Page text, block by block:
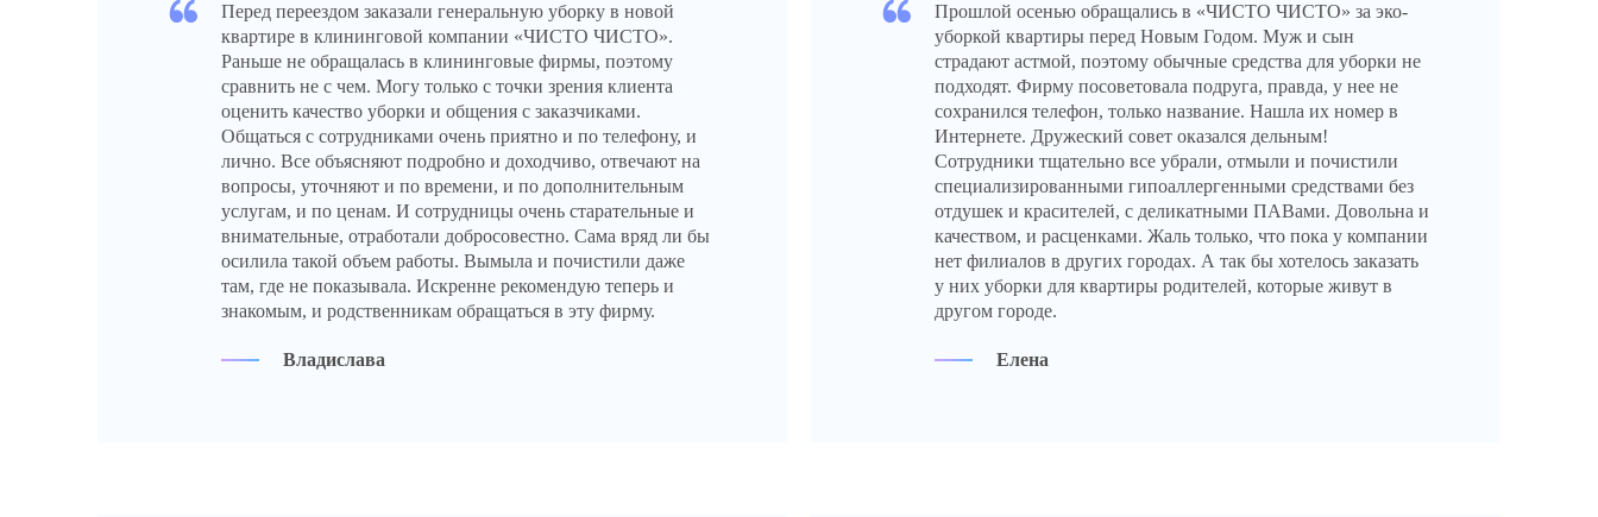
Перед переездом заказали генеральную уборку в новой
квартире в клининговой компании «ЧИСТО ЧИСТО».
Раньше не обращалась в клининговые фирмы, поэтому
сравнить не с чем. Могу только с точки зрения клиента
оценить качество уборки и общения с заказчиками.
Общаться с сотрудниками очень приятно и по телефону, и
лично. Все объясняют подробно и доходчиво, отвечают на
вопросы, уточняют и по времени, и по дополнительным
услугам, и по ценам. И сотрудницы очень старательные и
внимательные, отработали добросовестно. Сама вряд ли бы
осилила такой объем работы. Вымыла и почистили даже
там, где не показывала. Искренне рекомендую теперь и
знакомым, и родственникам обращаться в эту фирму.
Владислава
Прошлой осенью обращались в «ЧИСТО ЧИСТО» за эко-
уборкой квартиры перед Новым Годом. Муж и сын
страдают астмой, поэтому обычные средства для уборки не
подходят. Фирму посоветовала подруга, правда, у нее не
сохранился телефон, только название. Нашла их номер в
Интернете. Дружеский совет оказался дельным!
Сотрудники тщательно все убрали, отмыли и почистили
специализированными гипоаллергенными средствами без
отдушек и красителей, с деликатными ПАВами. Довольна и
качеством, и расценками. Жаль только, что пока у компании
нет филиалов в других городах. А так бы хотелось заказать
у них уборки для квартиры родителей, которые живут в
другом городе.
Елена